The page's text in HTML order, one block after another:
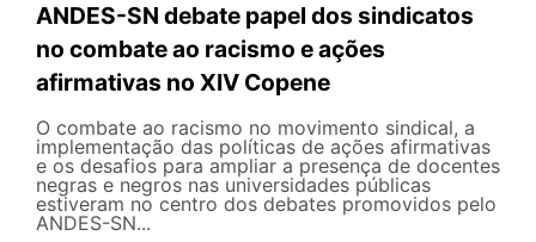
ANDES-SN debate papel dos sindicatos
no combate ao racismo e ações
afirmativas no XIV Copene
O combate ao racismo no movimento sindical, a
implementação das políticas de ações afirmativas
e os desafios para ampliar a presença de docentes
negras e negros nas universidades públicas
estiveram no centro dos debates promovidos pelo
ANDES-SN...